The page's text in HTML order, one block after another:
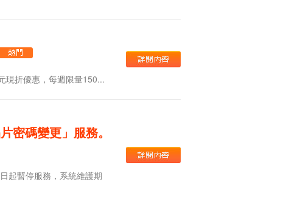
現折優惠，每週限量150...
密碼變更」服務。
起暫停服務，系統維護期